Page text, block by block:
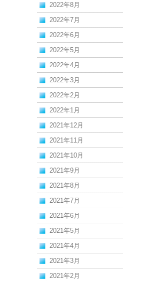
2022年8月
2022年7月
2022年6月
2022年5月
2022年4月
2022年3月
2022年2月
2022年1月
2021年12月
2021年11月
2021年10月
2021年9月
2021年8月
2021年7月
2021年6月
2021年5月
2021年4月
2021年3月
2021年2月